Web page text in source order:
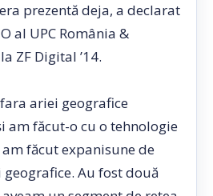
prezentă deja, a declarat
al UPC România &
ZF Digital ’14.
ariei geografice
am făcut-o cu o tehnologie
făcut expanisune de
Au fost două